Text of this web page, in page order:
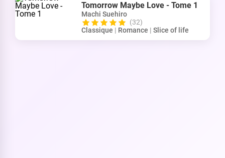
Tomorrow Maybe Love - Tome 1
Machi Suehiro
(32)
Classique | Romance | Slice of life